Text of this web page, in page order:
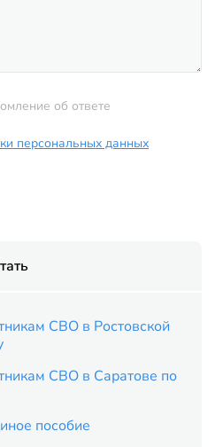
об ответе
персональных данных
СВО в Ростовской
СВО в Саратове по
пособие